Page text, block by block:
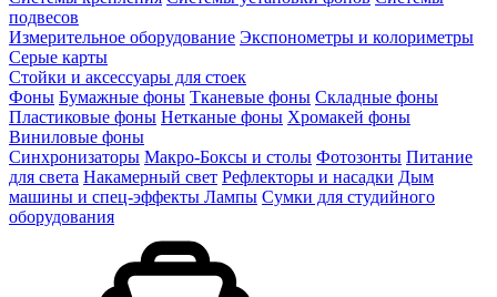
подвесов
Измерительное оборудование Экспонометры и колориметры
Серые карты
Стойки и аксессуары для стоек
Фоны Бумажные фоны Тканевые фоны Складные фоны
Пластиковые фоны Нетканые фоны Хромакей фоны
Виниловые фоны
Синхронизаторы Макро-Боксы и столы Фотозонты Питание
для света Накамерный свет Рефлекторы и насадки Дым
машины и спец-эффекты Лампы Сумки для студийного
оборудования